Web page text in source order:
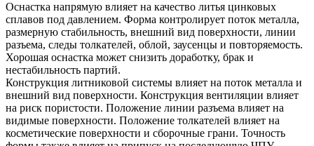
Оснастка напрямую влияет на качество литья цинковых
сплавов под давлением. Форма контролирует поток металла,
размерную стабильность, внешний вид поверхности, линии
разъема, следы толкателей, облой, заусенцы и повторяемость.
Хорошая оснастка может снизить доработку, брак и
нестабильность партий.
Конструкция литниковой системы влияет на поток металла и
внешний вид поверхности. Конструкция вентиляции влияет
на риск пористости. Положение линии разъема влияет на
видимые поверхности. Положение толкателей влияет на
косметические поверхности и сборочные грани. Точность